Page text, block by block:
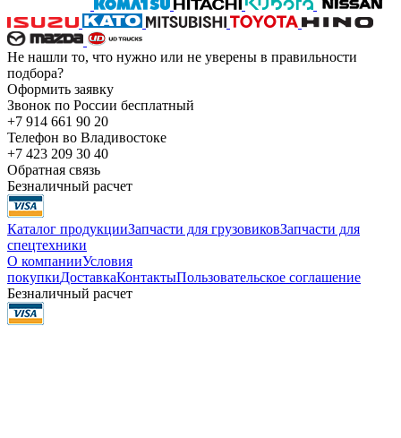
Не нашли то, что нужно или не уверены в правильности
подбора?
Оформить заявку
Звонок по России бесплатный
+7 914 661 90 20
Телефон во Владивостоке
+7 423 209 30 40
Обратная связь
Безналичный расчет
Каталог продукцииЗапчасти для грузовиковЗапчасти для
спецтехники
О компанииУсловия
покупкиДоставкаКонтактыПользовательское соглашение
Безналичный расчет